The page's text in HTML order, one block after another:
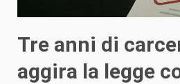
Tre anni di
aggira la legge